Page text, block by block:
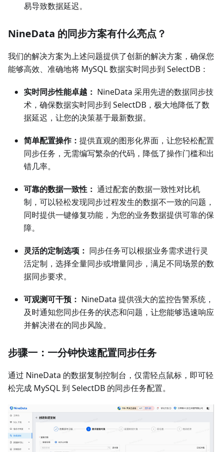
易导致数据延迟。
NineData 的同步方案有什么亮点？
我们的解决方案为上述问题提供了创新的解决方案，确保您
能够高效、准确地将 MySQL 数据实时同步到 SelectDB：
实时同步性能卓越： NineData 采用先进的数据同步技
术，确保数据实时同步到 SelectDB，极大地降低了数
据延迟，让您的决策基于最新数据。
简单配置操作： 提供直观的图形化界面，让您轻松配置
同步任务，无需编写繁杂的代码，降低了操作门槛和出
错几率。
可靠的数据一致性： 通过配套的数据一致性对比机
制，可以轻松发现同步过程发生的数据不一致的问题，
同时提供一键修复功能，为您的业务数据提供可靠的保
障。
灵活的定制选项： 同步任务可以根据业务需求进行灵
活定制，选择全量同步或增量同步，满足不同场景的数
据同步要求。
可观测可干预： NineData 提供强大的监控告警系统，
及时通知您同步任务的状态和问题，让您能够迅速响应
并解决潜在的同步风险。
步骤一：一分钟快速配置同步任务
通过 NineData 的数据复制控制台，仅需轻点鼠标，即可轻
松完成 MySQL 到 SelectDB 的同步任务配置。